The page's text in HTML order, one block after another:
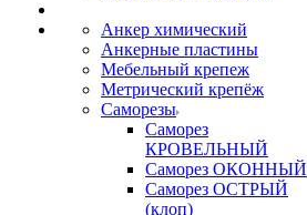
Анкер химический
Анкерные пластины
Мебельный крепеж
Метрический крепёж
Саморезы
Саморез
КРОВЕЛЬНЫЙ
Саморез ОКОННЫЙ
Саморез ОСТРЫЙ
(клоп)